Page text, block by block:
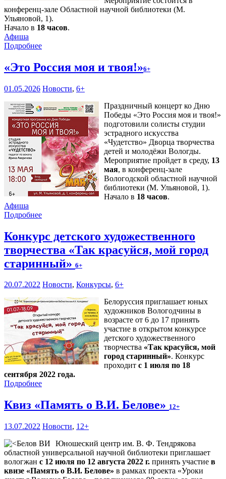
конференц-зале Областной научной библиотеки (М.
Ульяновой, 1).
Начало в 18 часов.
Афиша
Подробнее
«Это Россия моя и твоя!»6+
01.05.2026 Новости, 6+
Праздничный концерт ко Дню
Победы «Это Россия моя и твоя!»
подготовили солисты студии
эстрадного искусства
«Чудетство» Дворца творчества
детей и молодёжи Вологды.
Мероприятие пройдет в среду, 13
мая, в конференц-зале
Вологодской областной научной
библиотеки (М. Ульяновой, 1).
Начало в 18 часов.
Афиша
Подробнее
Конкурс детского художественного
творчества «Так красуйся, мой город
старинный» 6+
20.07.2022 Новости, Конкурсы, 6+
Белоруссия приглашает юных
художников Вологодчины в
возрасте от 6 до 17 принять
участие в открытом конкурсе
детского художественного
творчества «Так красуйся, мой
город старинный». Конкурс
проходит с 1 июля по 18
сентября 2022 года.
Подробнее
Квиз «Память о В.И. Белове» 12+
13.07.2022 Новости, 12+
Юношеский центр им. В. Ф. Тендрякова
областной универсальной научной библиотеки приглашает
вологжан с 12 июля по 12 августа 2022 г. принять участие в
квизе «Память о В.И. Белове» в рамках проекта «Уроки